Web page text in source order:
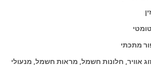
מתכתי
אוויר, חלונות חשמל, מראות חשמל, מנעולי